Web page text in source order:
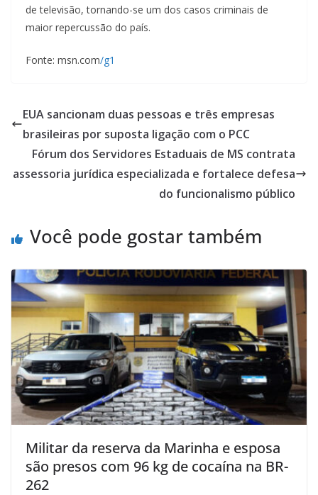
de televisão, tornando-se um dos casos criminais de
maior repercussão do país.
Fonte: msn.com/g1
EUA sancionam duas pessoas e três empresas
brasileiras por suposta ligação com o PCC
Fórum dos Servidores Estaduais de MS contrata
assessoria jurídica especializada e fortalece defesa
do funcionalismo público
Você pode gostar também
Militar da reserva da Marinha e esposa
são presos com 96 kg de cocaína na BR-
262